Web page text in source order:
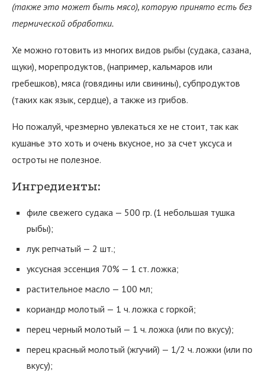
(также это может быть мясо), которую принято есть без
термической обработки.
Хе можно готовить из многих видов рыбы (судака, сазана,
щуки), морепродуктов, (например, кальмаров или
гребешков), мяса (говядины или свинины), субпродуктов
(таких как язык, сердце), а также из грибов.
Но пожалуй, чрезмерно увлекаться хе не стоит, так как
кушанье это хоть и очень вкусное, но за счет уксуса и
остроты не полезное.
Ингредиенты:
филе свежего судака — 500 гр. (1 небольшая тушка
рыбы);
лук репчатый — 2 шт.;
уксусная эссенция 70% — 1 ст. ложка;
растительное масло — 100 мл;
кориандр молотый — 1 ч. ложка с горкой;
перец черный молотый — 1 ч. ложка (или по вкусу);
перец красный молотый (жгучий) — 1/2 ч. ложки (или по
вкусу);